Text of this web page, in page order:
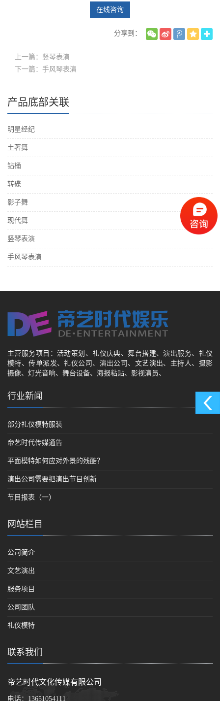
在线咨询
分享到：
上一篇：竖琴表演
下一篇：手风琴表演
产品底部关联
明星经纪
土著舞
钻桶
转碟
影子舞
现代舞
竖琴表演
手风琴表演
主营服务项目：活动策划、礼仪庆典、舞台搭建、演出服务、礼仪
模特、传单派发、礼仪公司、演出公司、文艺演出、主持人、摄影
摄像、灯光音响、舞台设备、海报粘贴、影视演员、
行业新闻
部分礼仪模特服装
帝艺时代传媒通告
平面模特如何应对外景的残酷？
演出公司需要把演出节目创新
节目报表（一）
网站栏目
公司简介
文艺演出
服务项目
公司团队
礼仪模特
联系我们
帝艺时代文化传媒有限公司
电话： 13651054111